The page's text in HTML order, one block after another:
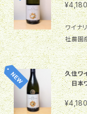
「黄道
座)。エ
契約農
シリー
k 甘辛
メルロ
ズ 受賞
タイプ
法 冷蔵
「
ってく
年の自
ワイナリ
社農園
成。 白
グレー
ー。凛
品スペ
un 甘
萄 シャ
久住
日本